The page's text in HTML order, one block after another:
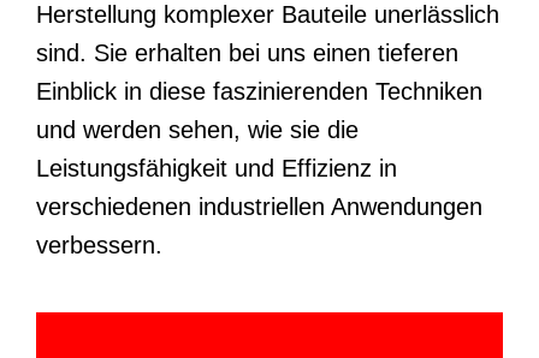
Herstellung komplexer Bauteile unerlässlich
sind. Sie erhalten bei uns einen tieferen
Einblick in diese faszinierenden Techniken
und werden sehen, wie sie die
Leistungsfähigkeit und Effizienz in
verschiedenen industriellen Anwendungen
verbessern.